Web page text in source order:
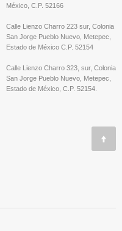
México, C.P. 52166
Calle Lienzo Charro 223 sur, Colonia
San Jorge Pueblo Nuevo, Metepec,
Estado de México C.P. 52154
Calle Lienzo Charro 323, sur, Colonia
San Jorge Pueblo Nuevo, Metepec,
Estado de México, C.P. 52154.